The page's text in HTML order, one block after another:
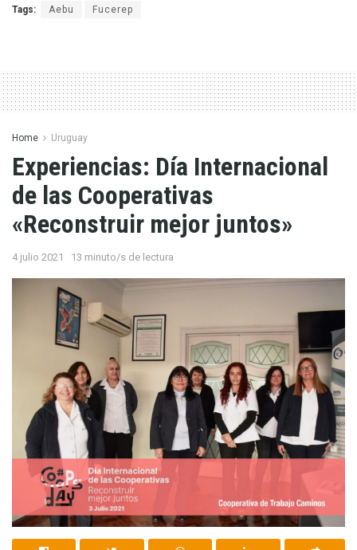
Tags: Aebu Fucerep
Home Uruguay
Experiencias: Día Internacional
de las Cooperativas
«Reconstruir mejor juntos»
4 julio 2021 13 minuto/s de lectura